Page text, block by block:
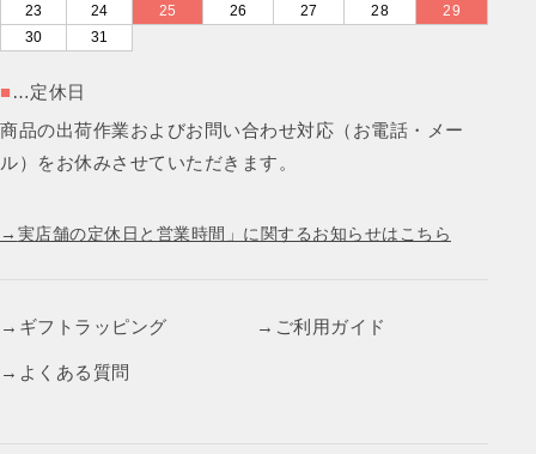
23
24 25 26 27 28
29
30
31
■ …定休日
商品の出荷作業およびお問い合わせ対応（お電話・メー
ル）をお休みさせていただきます。
実店舗の定休日と営業時間」に関するお知らせはこちら
ギフトラッピング ご利用ガイド
よくある質問